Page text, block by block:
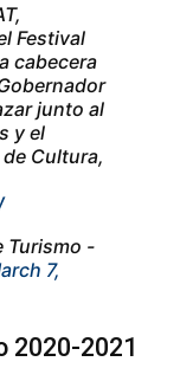
Festival
cabecera
junto al
y el
Cultura,
Turismo -
7,
2020-2021